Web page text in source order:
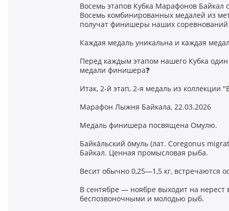
Восемь этапов Кубка Марафонов Байкал
Восемь комбинированных медалей из
получат финишеры наших соревнований
Каждая медаль уникальна и каждая
Перед каждым этапом нашего Кубка
медали финишера❓
Итак, 2-й этап, 2-я медаль из
Марафон Лыжня Байкала, 22.03.2026
Медаль финишера посвящена Омулю.
Байка́льский о́муль (лат. Coregonus
Байкал. Ценная промысловая рыба.
Весит обычно 0,25—1,5 кг, встречаются
В сентябре — ноябре выходит на
беспозвоночными и молодью рыб.